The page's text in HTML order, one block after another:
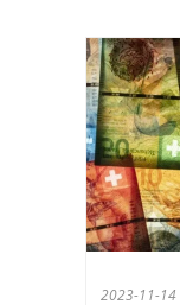
2023-11-14